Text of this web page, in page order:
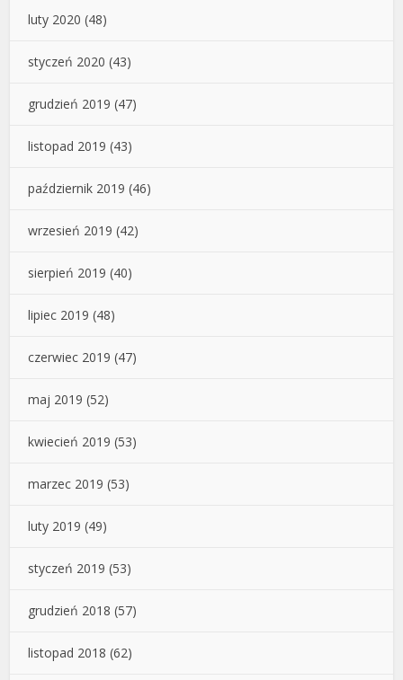
luty 2020 (48)
styczeń 2020 (43)
grudzień 2019 (47)
listopad 2019 (43)
październik 2019 (46)
wrzesień 2019 (42)
sierpień 2019 (40)
lipiec 2019 (48)
czerwiec 2019 (47)
maj 2019 (52)
kwiecień 2019 (53)
marzec 2019 (53)
luty 2019 (49)
styczeń 2019 (53)
grudzień 2018 (57)
listopad 2018 (62)